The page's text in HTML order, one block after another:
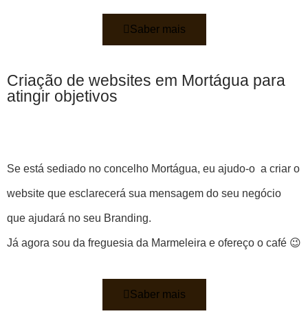
Saber mais
Criação de websites em Mortágua para
atingir objetivos
Se está sediado no concelho Mortágua, eu ajudo-o a criar o
website que esclarecerá sua mensagem do seu negócio
que ajudará no seu Branding.
Já agora sou da freguesia da Marmeleira e ofereço o café 😉
Saber mais